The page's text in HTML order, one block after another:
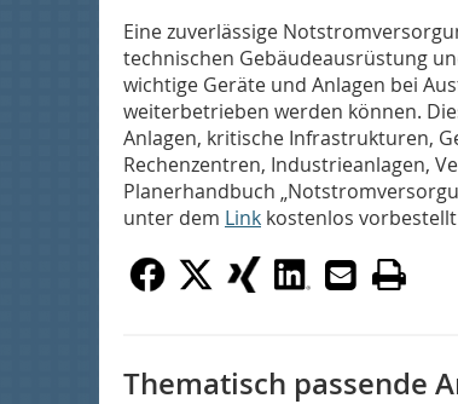
Eine zuverlässige
technischen Gebäudeausrüstung
wichtige Geräte und Anlagen bei
weiterbetrieben werden können.
Anlagen, kritische Infrastrukturen,
Rechenzentren, Industrieanlagen,
Planerhandbuch
unter dem Link kostenlos
Thematisch passende